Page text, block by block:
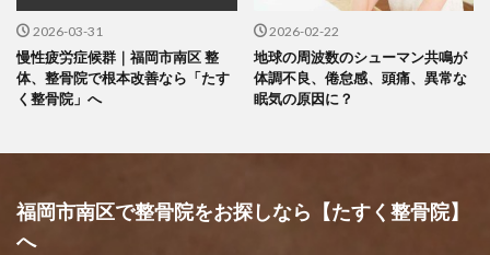
2026-03-31
慢性疲労症候群｜福岡市南区 整
体、整骨院で根本改善なら「たす
く整骨院」へ
2026-02-22
地球の周波数のシューマン共鳴が
体調不良、倦怠感、頭痛、異常な
眠気の原因に？
福岡市南区で整骨院をお探しなら【たすく整骨院】
へ